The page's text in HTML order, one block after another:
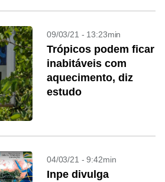
09/03/21 - 13:23min
Trópicos podem ficar
inabitáveis com
aquecimento, diz
estudo
04/03/21 - 9:42min
Inpe divulga